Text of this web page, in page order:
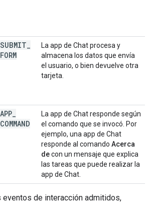
SUBMIT
FORM
La app de Chat procesa y
almacena los datos que envía
el usuario, o bien devuelve otra
tarjeta.
APP
COMMAND
La app de Chat responde según
el comando que se invocó. Por
ejemplo, una app de Chat
responde al comando Acerca
decon un mensaje que explica
las tareas que puede realizar la
app de Chat.
eventos de interacción admitidos,